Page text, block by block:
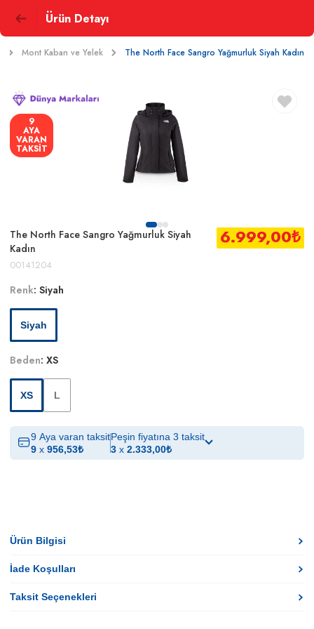
Ürün Detayı
Mont Kaban ve Yelek The North Face Sangro Yağmurluk Siyah Kadın
9
AYA
VARAN
TAKSİT
The North Face Sangro Yağmurluk Siyah
Kadın
00141204
6.999,00₺
Renk: Siyah
Siyah
Beden: XS
XS L
9 Aya varan taksit
9 x 956,53₺
Peşin fiyatına 3 taksit
3 x 2.333,00₺
Ürün Bilgisi
İade Koşulları
Taksit Seçenekleri